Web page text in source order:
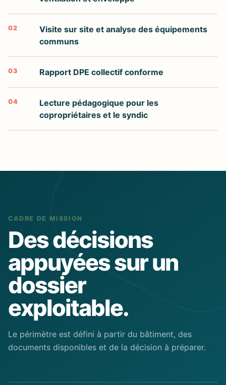
02
Visite sur site et analyse des équipements
communs
03 Rapport DPE collectif conforme
04
Lecture pédagogique pour les
copropriétaires et le syndic
CADRE DE MISSION
Des décisions
appuyées sur un
dossier
exploitable.
Le périmètre est défini à partir du bâtiment, des
documents disponibles et de la décision à préparer.